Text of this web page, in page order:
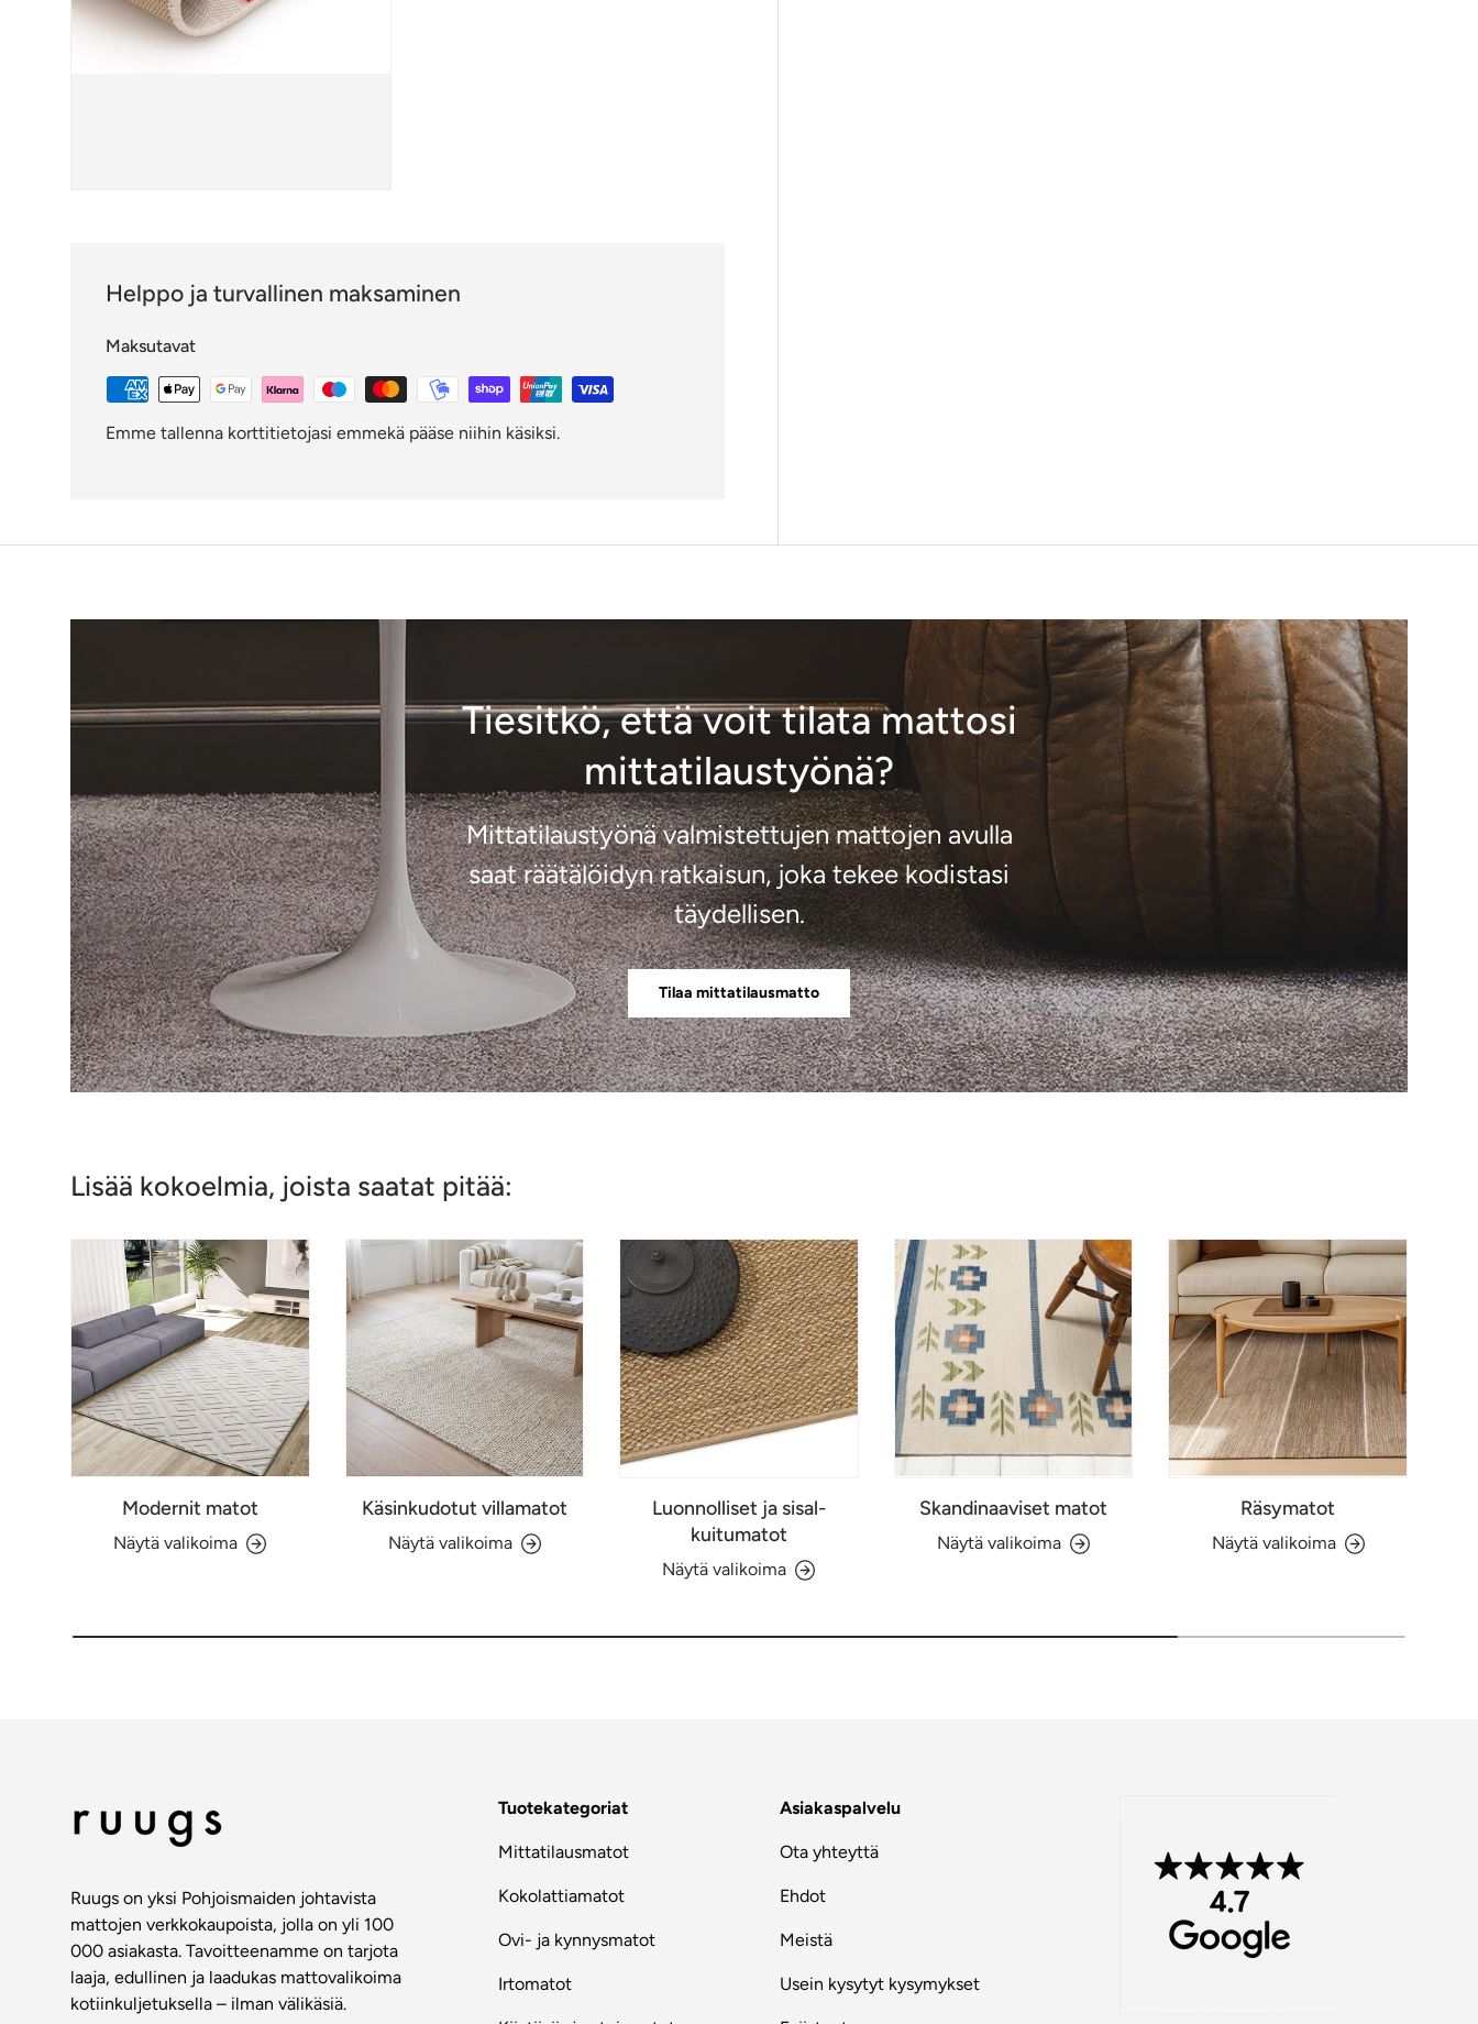
Helppo ja turvallinen maksaminen
Maksutavat
Emme tallenna korttitietojasi emmekä pääse niihin käsiksi.
Tiesitkö, että voit tilata mattosi
mittatilaustyönä?
Mittatilaustyönä valmistettujen mattojen avulla
saat räätälöidyn ratkaisun, joka tekee kodistasi
täydellisen.
Tilaa mittatilausmatto
Lisää kokoelmia, joista saatat pitää:
Modernit matot
Näytä valikoima
Käsinkudotut villamatot
Näytä valikoima
Luonnolliset ja sisal-
kuitumatot
Näytä valikoima
Skandinaaviset matot
Näytä valikoima
Räsymatot
Näytä valikoima
Ruugs on yksi Pohjoismaiden johtavista
mattojen verkkokaupoista, jolla on yli 100
000 asiakasta. Tavoitteenamme on tarjota
laaja, edullinen ja laadukas mattovalikoima
kotiinkuljetuksella – ilman välikäsiä.
Tuotekategoriat
Mittatilausmatot
Kokolattiamatot
Ovi- ja kynnysmatot
Irtomatot
Asiakaspalvelu
Ota yhteyttä
Ehdot
Meistä
Usein kysytyt kysymykset